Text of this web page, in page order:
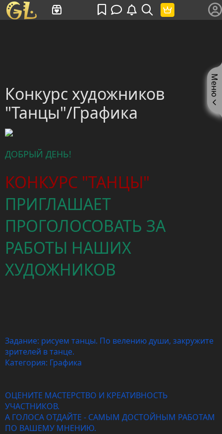
Конкурс художников
"Танцы"/Графика
ДОБРЫЙ ДЕНЬ!
КОНКУРС "ТАНЦЫ"
ПРИГЛАШАЕТ
ПРОГОЛОСОВАТЬ ЗА
РАБОТЫ НАШИХ
ХУДОЖНИКОВ
Задание: рисуем танцы. По велению души, закружите
зрителей в танце.
Категория: Графика
ОЦЕНИТЕ МАСТЕРСТВО И КРЕАТИВНОСТЬ
УЧАСТНИКОВ.
А ГОЛОСА ОТДАЙТЕ - САМЫМ ДОСТОЙНЫМ РАБОТАМ
ПО ВАШЕМУ МНЕНИЮ.
Меню